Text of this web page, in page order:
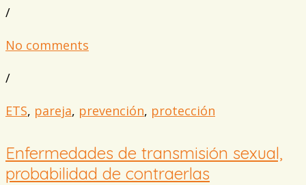
/
No comments
/
ETS, pareja, prevención, protección
Enfermedades de transmisión sexual,
probabilidad de contraerlas